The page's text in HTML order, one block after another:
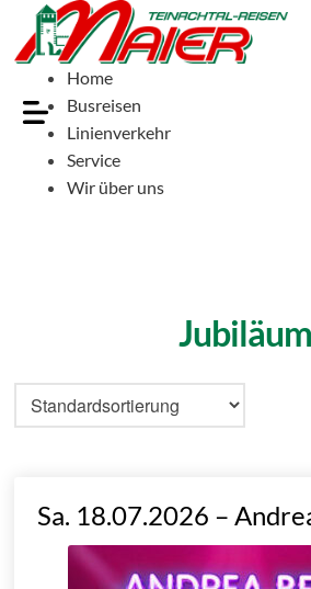
Home
Busreisen
Linienverkehr
Service
Wir über uns
Jubiläum
Sa. 18.07.2026 –